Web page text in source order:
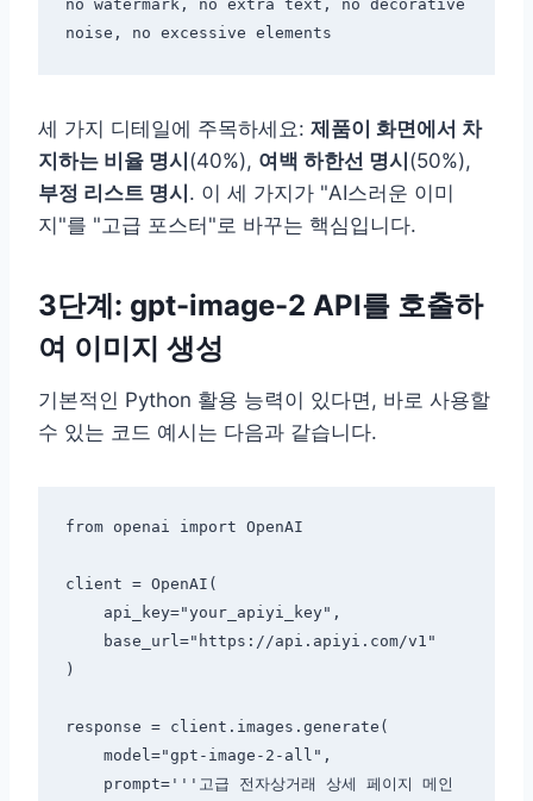
no watermark, no extra text, no decorative
세 가지 디테일에 주목하세요: 제품이 화면에서 차
지하는 비율 명시 (40%), 여백 하한선 명시 (50%),
부정 리스트 명시 . 이 세 가지가 "AI스러운 이미
지"를 "고급 포스터"로 바꾸는 핵심입니다.
3단계: gpt-image-2 API를 호출하
여 이미지 생성
기본적인 Python 활용 능력이 있다면, 바로 사용할
수 있는 코드 예시는 다음과 같습니다.
from openai import OpenAI
client = OpenAI(
)
response = client.images.generate(